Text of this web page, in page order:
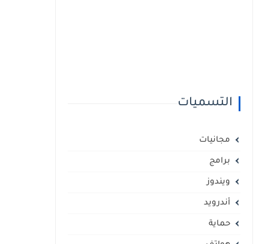
التسميات
مجانيات
برامج
ويندوز
أندرويد
حماية